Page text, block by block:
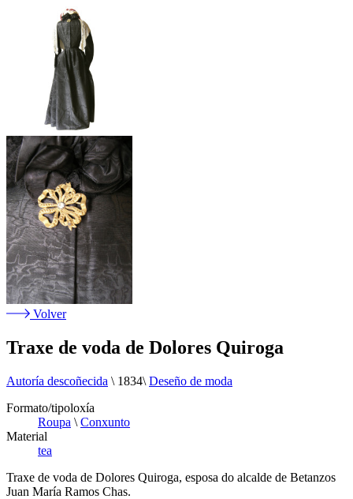
Volver
Traxe de voda de Dolores Quiroga
Autoría descoñecida \ 1834\ Deseño de moda
Formato/tipoloxía
Roupa \ Conxunto
Material
tea
Traxe de voda de Dolores Quiroga, esposa do alcalde de Betanzos
Juan María Ramos Chas.